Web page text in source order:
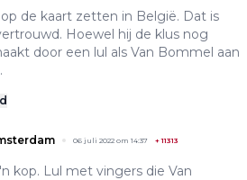
de kaart zetten in België. Dat is
Hoewel hij de klus nog
door een lul als Van Bommel aan
06 juli 2022 om 14:37 +11313
kop. Lul met vingers die Van